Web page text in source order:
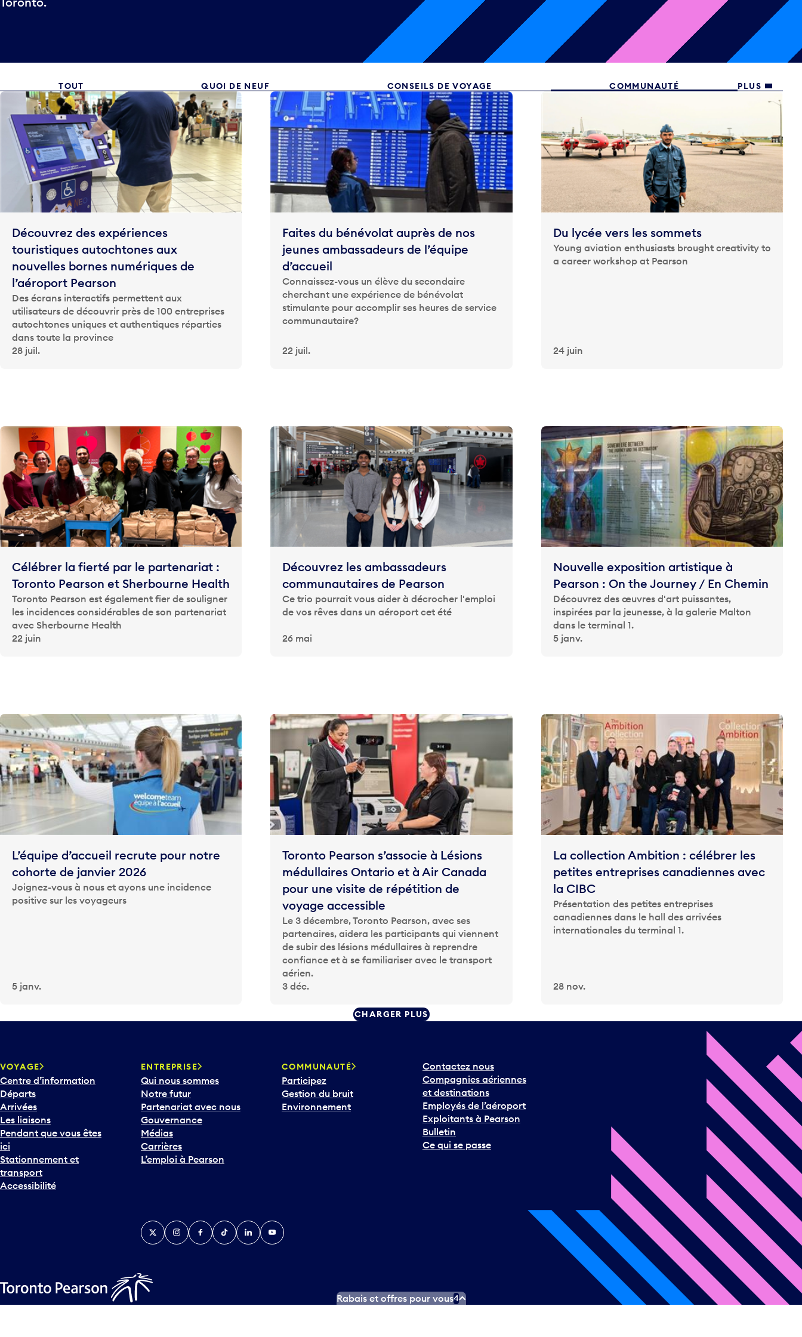
TOUT QUOI DE NEUF CONSEILS DE VOYAGE COMMUNAUTÉ PLUS
Découvrez des expériences
touristiques autochtones aux
nouvelles bornes numériques de
l’aéroport Pearson
Des écrans interactifs permettent aux
utilisateurs de découvrir près de 100 entreprises
autochtones uniques et authentiques réparties
dans toute la province
28 juil.
Faites du bénévolat auprès de nos
jeunes ambassadeurs de l’équipe
d’accueil
Connaissez-vous un élève du secondaire
cherchant une expérience de bénévolat
stimulante pour accomplir ses heures de service
communautaire?
22 juil.
Du lycée vers les sommets
Young aviation enthusiasts brought creativity to
a career workshop at Pearson
24 juin
Célébrer la fierté par le partenariat :
Toronto Pearson et Sherbourne Health
Toronto Pearson est également fier de souligner
les incidences considérables de son partenariat
avec Sherbourne Health
22 juin
Découvrez les ambassadeurs
communautaires de Pearson
Ce trio pourrait vous aider à décrocher l'emploi
de vos rêves dans un aéroport cet été
26 mai
Nouvelle exposition artistique à
Pearson : On the Journey / En Chemin
Découvrez des œuvres d'art puissantes,
inspirées par la jeunesse, à la galerie Malton
dans le terminal 1.
5 janv.
L’équipe d’accueil recrute pour notre
cohorte de janvier 2026
Joignez-vous à nous et ayons une incidence
positive sur les voyageurs
5 janv.
Toronto Pearson s’associe à Lésions
médullaires Ontario et à Air Canada
pour une visite de répétition de
voyage accessible
Le 3 décembre, Toronto Pearson, avec ses
partenaires, aidera les participants qui viennent
de subir des lésions médullaires à reprendre
confiance et à se familiariser avec le transport
aérien.
3 déc.
La collection Ambition : célébrer les
petites entreprises canadiennes avec
la CIBC
Présentation des petites entreprises
canadiennes dans le hall des arrivées
internationales du terminal 1.
28 nov.
CHARGER PLUS
VOYAGE
Centre d’information
Départs
Arrivées
Les liaisons
Pendant que vous êtes
ici
Stationnement et
transport
Accessibilité
ENTREPRISE
Qui nous sommes
Notre futur
Partenariat avec nous
Gouvernance
Médias
Carrières
L’emploi à Pearson
COMMUNAUTÉ
Participez
Gestion du bruit
Environnement
Contactez nous
Compagnies aériennes
et destinations
Employés de l’aéroport
Exploitants à Pearson
Bulletin
Ce qui se passe
TwitterInstagramFacebook
TikTokLinkedInYouTube
Plan d’accessibilitéDéclaration d’accessibilitéPlan sur les langues officiellesConditions d’utilisation des médias sociauxConditions d’utilisationPolitique de confidentialité
Rabais et offres pour vous4